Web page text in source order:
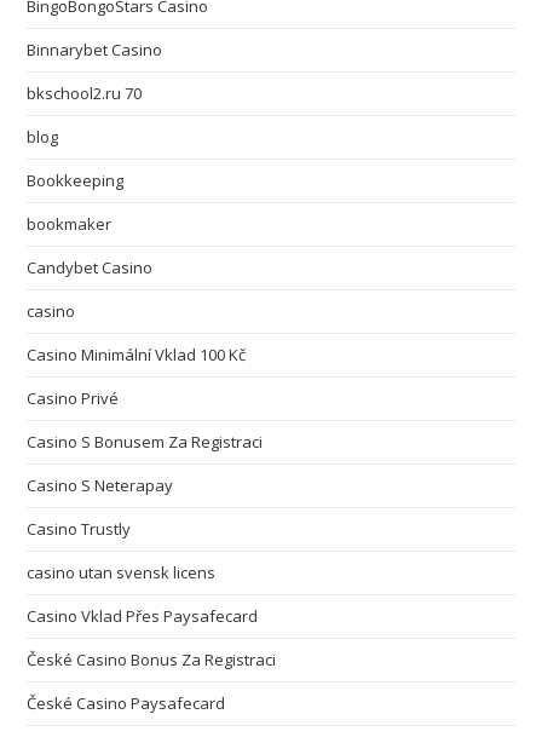
BingoBongoStars Casino
Binnarybet Casino
bkschool2.ru 70
blog
Bookkeeping
bookmaker
Candybet Casino
casino
Casino Minimální Vklad 100 Kč
Casino Privé
Casino S Bonusem Za Registraci
Casino S Neterapay
Casino Trustly
casino utan svensk licens
Casino Vklad Přes Paysafecard
České Casino Bonus Za Registraci
České Casino Paysafecard